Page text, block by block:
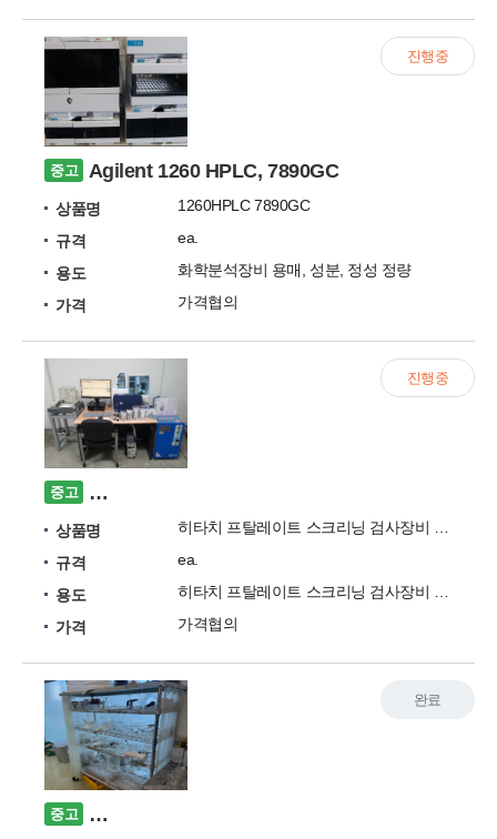
중고 Agilent 1260 HPLC, 7890GC
상품명
1260HPLC 7890GC
규격
ea.
용도
화학분석장비 용매, 성분, 정성 정량
가격
가격협의
진행중
중고 히타치 프탈레이트 스크리닝 검사장비
상품명
규격
ea.
용도
가격
가격협의
진행중
중고 이동식 초자건조대 중고 (L-3043) 판매합니다.
완료